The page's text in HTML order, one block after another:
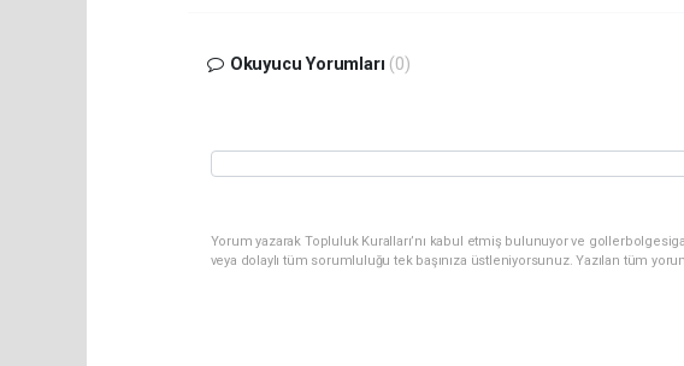
Okuyucu Yorumları (0)
Yorum yazarak Topluluk Kuralları’nı kabul etmiş bulunuyor ve
veya dolaylı tüm sorumluluğu tek başınıza üstleniyorsunuz. Yazılan tüm